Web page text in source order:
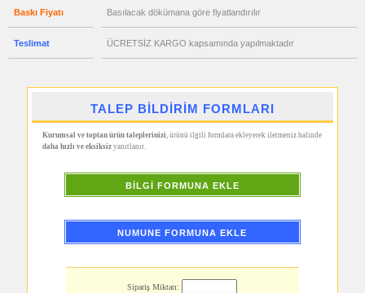
Baskı Fiyatı Basılacak dökümana göre fiyatlandırılır
Teslimat ÜCRETSİZ KARGO kapsamında yapılmaktadır
TALEP BİLDİRİM FORMLARI
Kurumsal ve toptan ürün taleplerinizi, ürünü ilgili formlara ekleyerek iletmeniz halinde
daha hızlı ve eksiksizyanıtlanır.
BİLGİ FORMUNA EKLE
NUMUNE FORMUNA EKLE
Sipariş Miktarı:
Feneri
Çakmak
&
promosyon
promosyon
PowerBank
promosyon
Bellek